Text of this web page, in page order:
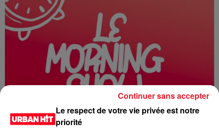
Le respect de votre vie privée est notre
priorité
Continuer sans accepter